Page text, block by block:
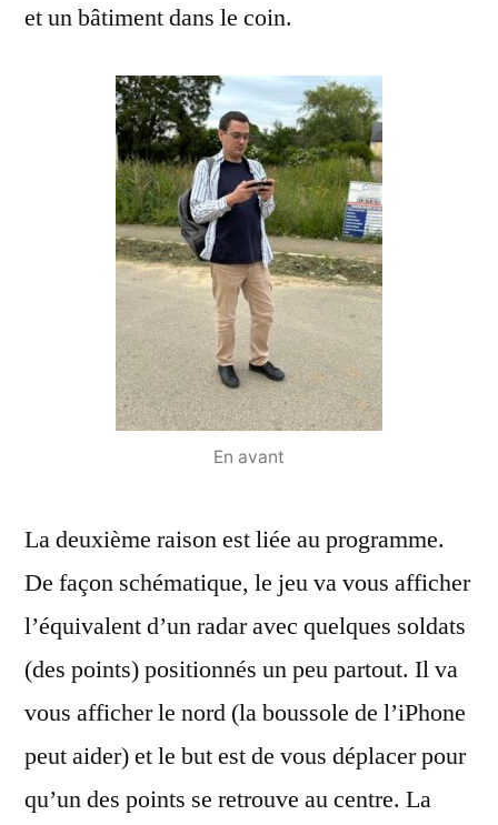
et un bâtiment dans le coin.
En avant
La deuxième raison est liée au programme.
De façon schématique, le jeu va vous afficher
l’équivalent d’un radar avec quelques soldats
(des points) positionnés un peu partout. Il va
vous afficher le nord (la boussole de l’iPhone
peut aider) et le but est de vous déplacer pour
qu’un des points se retrouve au centre. La